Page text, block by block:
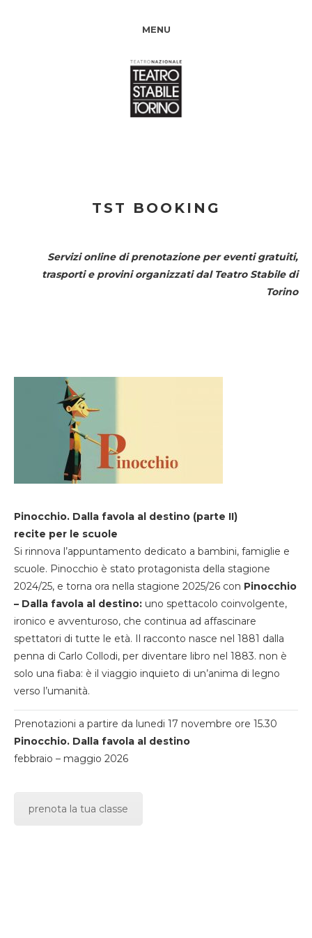
MENU
TST BOOKING
Servizi online di prenotazione per eventi gratuiti,
trasporti e provini organizzati dal Teatro Stabile di
Torino
Pinocchio. Dalla favola al destino (parte II)
recite per le scuole
Si rinnova l’appuntamento dedicato a bambini, famiglie e
scuole. Pinocchio è stato protagonista della stagione
2024/25, e torna ora nella stagione 2025/26 con Pinocchio
– Dalla favola al destino: uno spettacolo coinvolgente,
ironico e avventuroso, che continua ad affascinare
spettatori di tutte le età. Il racconto nasce nel 1881 dalla
penna di Carlo Collodi, per diventare libro nel 1883. non è
solo una fiaba: è il viaggio inquieto di un’anima di legno
verso l’umanità.
Prenotazioni a partire da lunedi 17 novembre ore 15.30
Pinocchio. Dalla favola al destino
febbraio – maggio 2026
prenota la tua classe